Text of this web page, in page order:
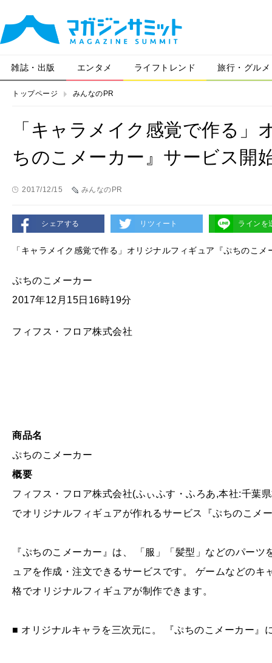
雑誌・出版 エンタメ ライフトレンド 旅行・グルメ
トップページ みんなのPR
「キャラメイク感覚で作る
ちのこメーカー』サービス開
2017/12/15 みんなのPR
シェアする リツィート ラインを
「キャラメイク感覚で作る」オリジナルフィギュア『ぷちのこ
ぷちのこメーカー
2017年12月15日16時19分
フィフス・フロア株式会社
商品名
ぷちのこメーカー
概要
フィフス・フロア株式会社(ふぃふす・ふろあ,本社:千葉
でオリジナルフィギュアが作れるサービス『ぷちのこメ
『ぷちのこメーカー』は、 「服」「髪型」などのパー
ュアを作成・注文できるサービスです。 ゲームなどの
格でオリジナルフィギュアが制作できます。
■ オリジナルキャラを三次元に。 『ぷちのこメーカー』